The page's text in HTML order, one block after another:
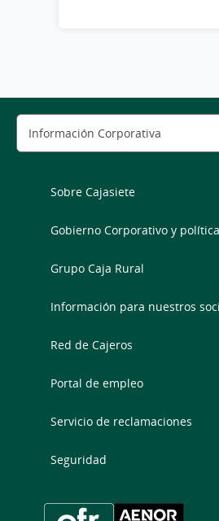
Sobre Cajasiete
Gobierno Corporativo y
Grupo Caja Rural
Información para nuestros
Red de Cajeros
Portal de empleo
Servicio de reclamaciones
Seguridad